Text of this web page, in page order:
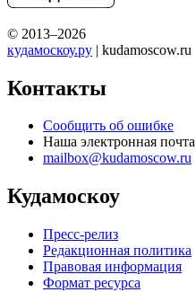
© 2013–2026
кудамоскоу.ру | kudamoscow.ru
Контакты
Сообщить об ошибке
Наша электронная почта
mailbox@kudamoscow.ru
Кудамоскоу
Пресс-релиз
Редакционная политика
Правовая информация
Формат ресурса